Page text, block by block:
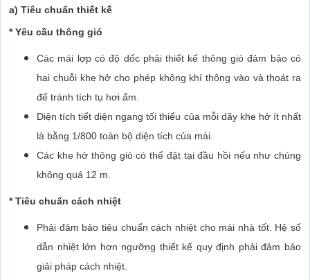
a) Tiêu chuẩn thiết kế
* Yêu cầu thông gió
Các mái lợp có độ dốc phải thiết kế thông gió đảm bảo có
hai chuỗi khe hở cho phép không khí thông vào và thoát ra
để tránh tích tụ hơi ẩm.
Diện tích tiết diện ngang tối thiểu của mỗi dãy khe hở ít nhất
là bằng 1/800 toàn bộ diện tích của mái.
Các khe hở thông gió có thể đặt tại đầu hồi nếu như chúng
không quá 12 m.
* Tiêu chuẩn cách nhiệt
Phải đảm bảo tiêu chuẩn cách nhiệt cho mái nhà tốt. Hệ số
dẫn nhiệt lớn hơn ngưỡng thiết kế quy định phải đảm bảo
giải pháp cách nhiệt.